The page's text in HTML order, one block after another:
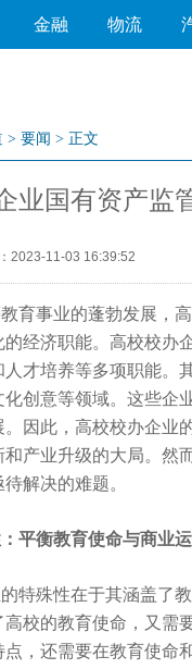
金融 物流
> 要闻 > 正文
业国有资产监
2023-11-03 16:39:52
育事业的蓬勃发展，
经济职能。高校校办
才培养等多项职能。
创意等领域。这些企
因此，高校校办企业
和产业升级的大局。然
解决的难题。
平衡教育使命与商业
特殊性在于其涵盖了
高校的教育使命，又需
，还需要在教育使命